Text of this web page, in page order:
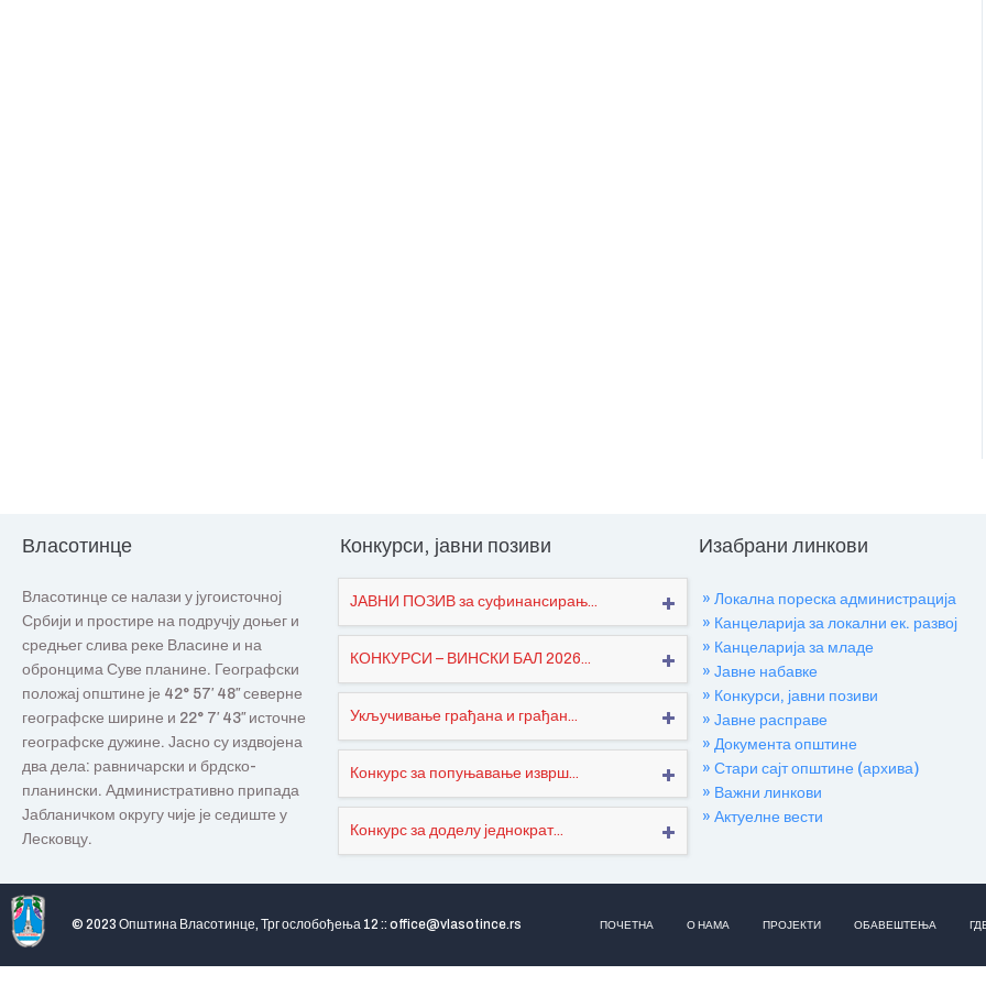
Власотинце
Власотинце се налази у југоисточној
Србији и простире на подручју доњег и
средњег слива реке Власине и на
обронцима Суве планине. Географски
положај општине је 42° 57′ 48″ северне
географске ширине и 22° 7′ 43″ источне
географске дужине. Јасно су издвојена
два дела: равничарски и брдско-
планински. Административно припада
Јабланичком округу чије је седиште у
Лесковцу.
Конкурси, јавни позиви
ЈАВНИ ПОЗИВ за суфинансирањ...
КОНКУРСИ – ВИНСКИ БАЛ 2026...
Укључивање грађана и грађан...
Конкурс за попуњавање изврш...
Конкурс за доделу једнократ...
Изабрани линкови
» Локална пореска администрација
» Канцеларија за локални ек. развој
» Канцеларија за младе
» Јавне набавке
» Конкурси, јавни позиви
» Јавне расправе
» Документа општине
» Стари сајт општине (архива)
» Важни линкови
» Актуелне вести
© 2023 Општина Власотинце, Трг ослобођења 12 :: office@vlasotince.rs ПОЧЕТНА О НАМА ПРОЈЕКТИ ОБАВЕШТЕЊА